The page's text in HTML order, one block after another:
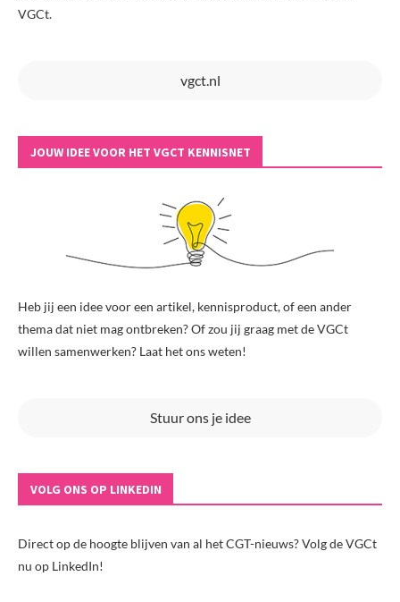
VGCt.
vgct.nl
JOUW IDEE VOOR HET VGCT KENNISNET
Heb jij een idee voor een artikel, kennisproduct, of een ander
thema dat niet mag ontbreken? Of zou jij graag met de VGCt
willen samenwerken? Laat het ons weten!
Stuur ons je idee
VOLG ONS OP LINKEDIN
Direct op de hoogte blijven van al het CGT-nieuws? Volg de VGCt
nu op LinkedIn!